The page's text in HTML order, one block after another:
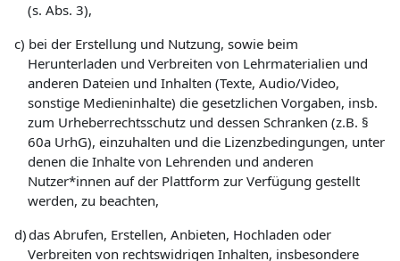
(s. Abs. 3),
c) bei der Erstellung und Nutzung, sowie beim
Herunterladen und Verbreiten von Lehrmaterialien und
anderen Dateien und Inhalten (Texte, Audio/Video,
sonstige Medieninhalte) die gesetzlichen Vorgaben, insb.
zum Urheberrechtsschutz und dessen Schranken (z.B. §
60a UrhG), einzuhalten und die Lizenzbedingungen, unter
denen die Inhalte von Lehrenden und anderen
Nutzer*innen auf der Plattform zur Verfügung gestellt
werden, zu beachten,
d)das Abrufen, Erstellen, Anbieten, Hochladen oder
Verbreiten von rechtswidrigen Inhalten, insbesondere